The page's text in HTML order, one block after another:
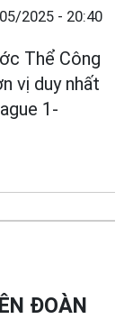
2025 - 20:40
Thể Công
vị duy nhất
1-
ĐOÀN